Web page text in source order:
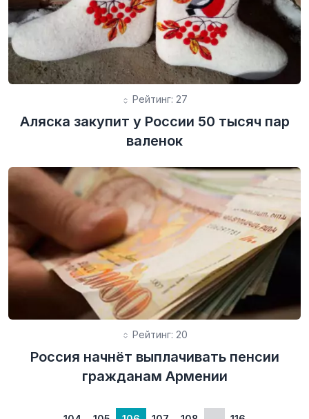
Рейтинг: 27
Аляска закупит у России 50 тысяч пар
валенок
Рейтинг: 20
Россия начнёт выплачивать пенсии
гражданам Армении